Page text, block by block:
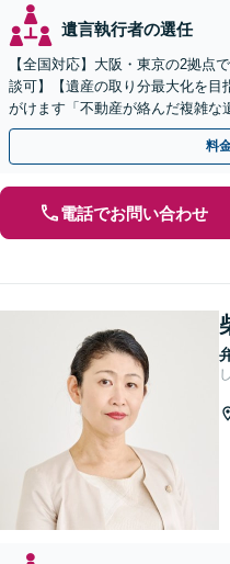
遺言執行者の選任
【全国対応】大阪・東京の2拠点
談可】【遺産の取り分最大化を目
がけます「不動産が絡んだ複雑な
執行／事業承継など、お任せくだ
料
電話でお問い合わせ